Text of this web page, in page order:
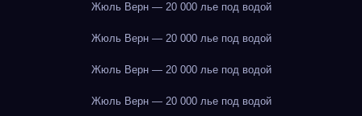
Жюль Верн — 20 000 лье под водой
Жюль Верн — 20 000 лье под водой
Жюль Верн — 20 000 лье под водой
Жюль Верн — 20 000 лье под водой